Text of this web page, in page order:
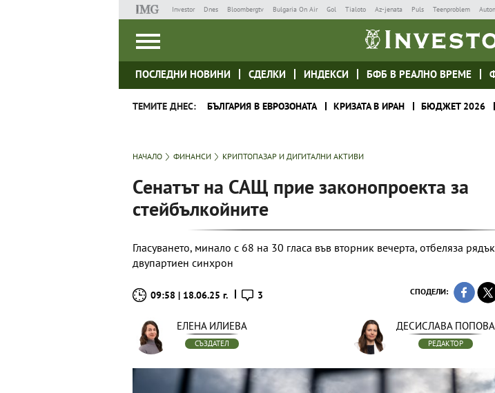
Investor Dnes Bloombergtv Bulgaria On Air Gol Tialoto Az-jenata Puls Teenproblem
ПОСЛЕДНИ НОВИНИ СДЕЛКИ ИНДЕКСИ БФБ В РЕАЛНО ВРЕМЕ
ТЕМИТЕ ДНЕС: БЪЛГАРИЯ В ЕВРОЗОНАТА КРИЗАТА В ИРАН БЮДЖЕТ 2026
НАЧАЛО ФИНАНСИ КРИПТОПАЗАР И ДИГИТАЛНИ АКТИВИ
Сенатът на САЩ прие законопроекта за
стейбълкойните
Гласуването, минало с 68 на 30 гласа във вторник вечерта, отбеляза
двупартиен синхрон
09:58 | 18.06.25 г. 3 СПОДЕЛИ:
ЕЛЕНА ИЛИЕВА
СЪЗДАТЕЛ
ДЕСИСЛАВА ПОПОВА
РЕДАКТОР